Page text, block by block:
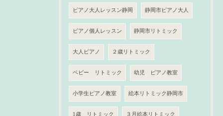
ピアノ大人レッスン静岡 静岡市ピアノ大人
ピアノ個人レッスン 静岡市リトミック
大人ピアノ ２歳リトミック
ベビー リトミック 幼児 ピアノ教室
小学生ピアノ教室 絵本リトミック静岡市
1歳 リトミック ３月絵本リトミック